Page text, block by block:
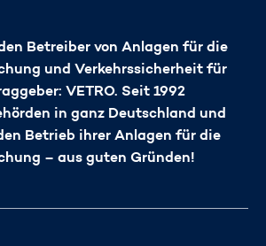
Betreiber von Anlagen für die
und Verkehrssicherheit für
VETRO. Seit 1992
in ganz Deutschland und
Betrieb ihrer Anlagen für die
– aus guten Gründen!